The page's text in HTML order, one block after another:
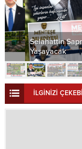
Selahattin
Yaşayacak
İLGİNİZİ